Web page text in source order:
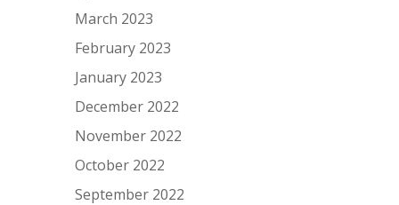
March 2023
February 2023
January 2023
December 2022
November 2022
October 2022
September 2022